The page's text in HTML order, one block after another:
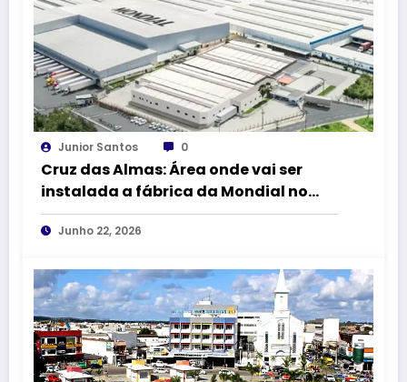
Junior Santos 0
Cruz das Almas: Área onde vai ser
instalada a fábrica da Mondial no
DICA II vai receber 1,5 km de
pavimentação asfáltica
Junho 22, 2026